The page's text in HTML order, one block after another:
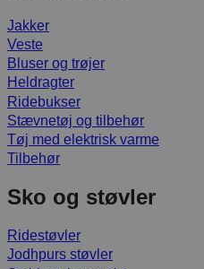
Jakker
Veste
Bluser og trøjer
Heldragter
Ridebukser
Stævnetøj og tilbehør
Tøj med elektrisk varme
Tilbehør
Sko og støvler
Ridestøvler
Jodhpurs støvler